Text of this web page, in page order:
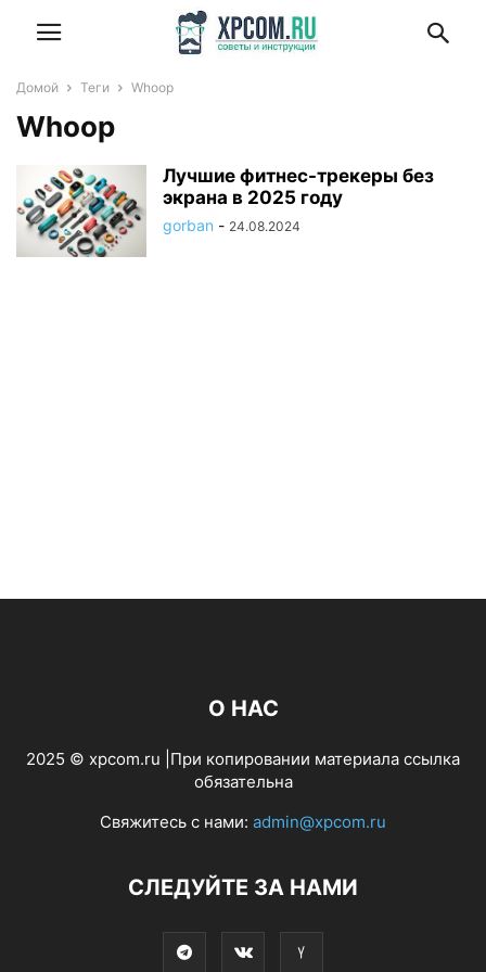
Домой Теги Whoop
Whoop
Лучшие фитнес-трекеры без
экрана в 2025 году
gorban - 24.08.2024
О НАС
2025 © xpcom.ru |При копировании материала ссылка
обязательна
Свяжитесь с нами: admin@xpcom.ru
СЛЕДУЙТЕ ЗА НАМИ